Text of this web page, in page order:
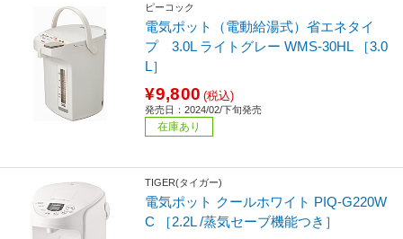
ピーコック
電気ポット（電動給湯式）省エネタイ
プ 3.0L ライトグレー WMS-30HL ［3.0
L］
¥9,800 (税込)
発売日：2024/02/下旬発売
在庫あり
TIGER(タイガー)
電気ポット クールホワイト PIQ-G220W
C ［2.2L /蒸気セーブ機能つき］